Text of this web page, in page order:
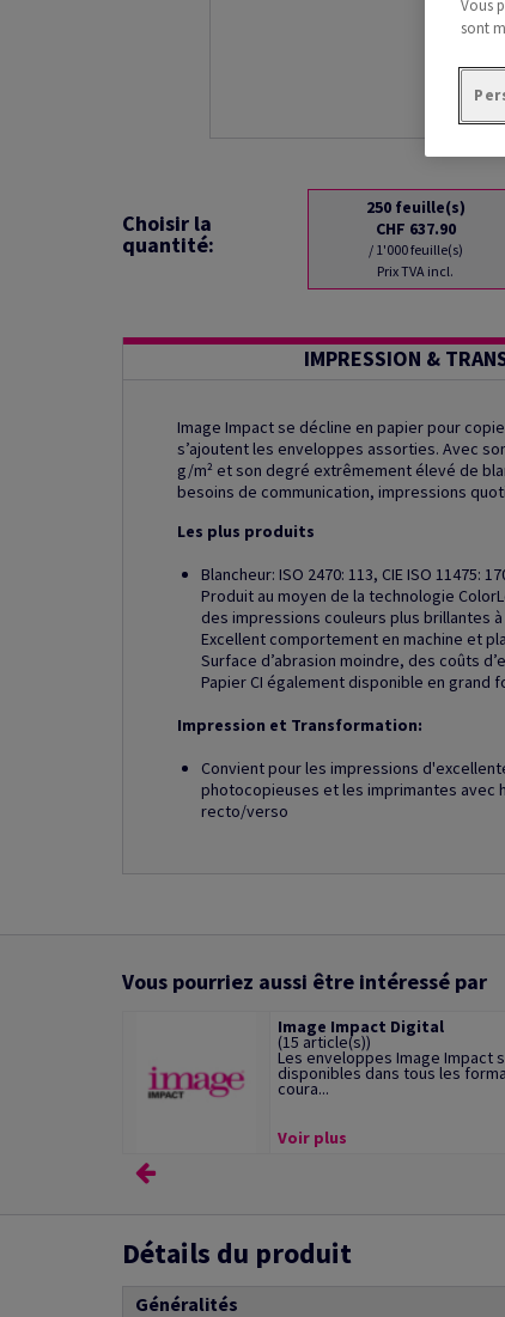
Choisir la
quantité:
250 feuille(s)
CHF 637.90
/ 1'000 feuille(s)
Prix TVA incl.
IMPRESSION &
Image Impact se décline en papier pour
s’ajoutent les enveloppes assorties. Avec
g/m² et son degré extrêmement élevé de
besoins de communication, impressions
Les plus produits
Blancheur: ISO 2470: 113, CIE ISO 11475:
Produit au moyen de la technologie
des impressions couleurs plus brillantes
Excellent comportement en machine et
Surface d’abrasion moindre, des coûts
Papier CI également disponible en grand
Impression et Transformation:
Convient pour les impressions
photocopieuses et les imprimantes avec
recto/verso
Vous pourriez aussi être intéressé par
Image Impact Digital
(15 article(s))
Les enveloppes Image Impact
disponibles dans tous les
coura...
Voir plus
Détails du produit
Généralités
Vous
sont